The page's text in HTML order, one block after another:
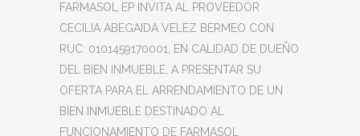
FARMASOL EP INVITA AL PROVEEDOR
CECILIA ABEGAIDA VELEZ BERMEO CON
RUC: 0101459170001, EN CALIDAD DE DUEÑO
DEL BIEN INMUEBLE, A PRESENTAR SU
OFERTA PARA EL ARRENDAMIENTO DE UN
BIEN INMUEBLE DESTINADO AL
FUNCIONAMIENTO DE FARMASOL